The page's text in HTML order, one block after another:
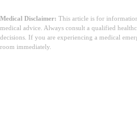
Medical Disclaimer: This article is for
medical advice. Always consult a qualified
decisions. If you are experiencing a medical
room immediately.